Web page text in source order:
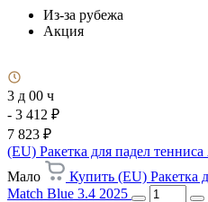
Из-за рубежа
Акция
3 д 00 ч
- 3 412 ₽
7 823 ₽
(EU) Ракетка для падел
Мало
Купить (EU) Ракетка
Match Blue 3.4 2025